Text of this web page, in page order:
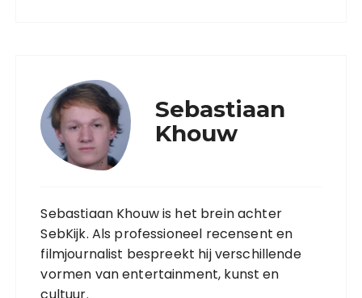
Sebastiaan
Khouw
Sebastiaan Khouw is het brein achter
SebKijk. Als professioneel recensent en
filmjournalist bespreekt hij verschillende
vormen van entertainment, kunst en